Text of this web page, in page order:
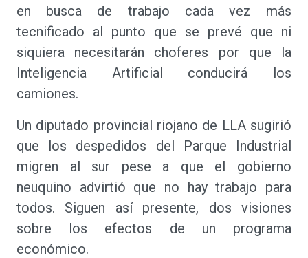
en busca de trabajo cada vez más
tecnificado al punto que se prevé que ni
siquiera necesitarán choferes por que la
Inteligencia Artificial conducirá los
camiones.
Un diputado provincial riojano de LLA sugirió
que los despedidos del Parque Industrial
migren al sur pese a que el gobierno
neuquino advirtió que no hay trabajo para
todos. Siguen así presente, dos visiones
sobre los efectos de un programa
económico.